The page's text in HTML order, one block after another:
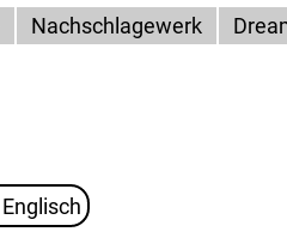
Nachschlagewerk
Englisch